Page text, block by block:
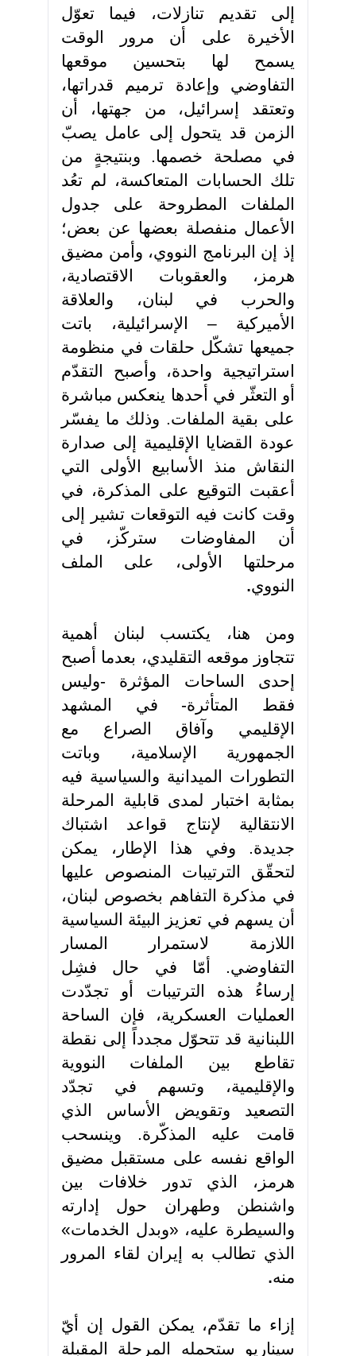
إلى تقديم تنازلات، فيما تعوّل
الأخيرة على أن مرور الوقت
يسمح لها بتحسين موقعها
التفاوضي وإعادة ترميم قدراتها،
وتعتقد إسرائيل، من جهتها، أن
الزمن قد يتحول إلى عامل يصبّ
في مصلحة خصمها. وبنتيجةٍ من
تلك الحسابات المتعاكسة، لم تعُد
الملفات المطروحة على جدول
الأعمال منفصلة بعضها عن بعض؛
إذ إن البرنامج النووي، وأمن مضيق
هرمز، والعقوبات الاقتصادية،
والحرب في لبنان، والعلاقة
الأميركية – الإسرائيلية، باتت
جميعها تشكّل حلقات في منظومة
استراتيجية واحدة، وأصبح التقدّم
أو التعثّر في أحدها ينعكس مباشرة
على بقية الملفات. وذلك ما يفسّر
عودة القضايا الإقليمية إلى صدارة
النقاش منذ الأسابيع الأولى التي
أعقبت التوقيع على المذكرة، في
وقت كانت فيه التوقعات تشير إلى
أن المفاوضات ستركّز، في
مرحلتها الأولى، على الملف
النووي.
ومن هنا، يكتسب لبنان أهمية
تتجاوز موقعه التقليدي، بعدما أصبح
إحدى الساحات المؤثرة -وليس
فقط المتأثرة- في المشهد
الإقليمي وآفاق الصراع مع
الجمهورية الإسلامية، وباتت
التطورات الميدانية والسياسية فيه
بمثابة اختبار لمدى قابلية المرحلة
الانتقالية لإنتاج قواعد اشتباك
جديدة. وفي هذا الإطار، يمكن
لتحقّق الترتيبات المنصوص عليها
في مذكرة التفاهم بخصوص لبنان،
أن يسهم في تعزيز البيئة السياسية
اللازمة لاستمرار المسار
التفاوضي. أمّا في حال فشِل
إرساءُ هذه الترتيبات أو تجدّدت
العمليات العسكرية، فإن الساحة
اللبنانية قد تتحوّل مجدداً إلى نقطة
تقاطع بين الملفات النووية
والإقليمية، وتسهم في تجدّد
التصعيد وتقويض الأساس الذي
قامت عليه المذكّرة. وينسحب
الواقع نفسه على مستقبل مضيق
هرمز، الذي تدور خلافات بين
واشنطن وطهران حول إدارته
والسيطرة عليه، «وبدل الخدمات»
الذي تطالب به إيران لقاء المرور
منه.
إزاء ما تقدّم، يمكن القول إن أيّ
سيناريو ستحمله المرحلة المقبلة